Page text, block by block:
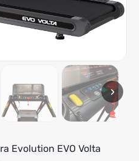
›
Evolution EVO Volta